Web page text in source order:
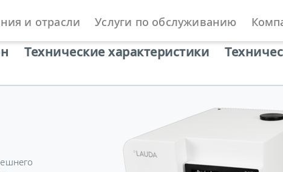
и отрасли Услуги по обслуживанию
и процесс-термостаты PRO
Технические характеристики